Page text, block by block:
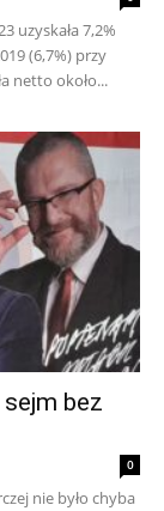
uzyskała 7,2%
(6,7%) przy
netto około...
bez
0
nie było chyba